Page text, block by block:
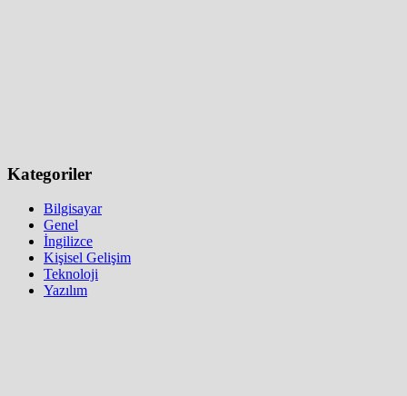
Kategoriler
Bilgisayar
Genel
İngilizce
Kişisel Gelişim
Teknoloji
Yazılım